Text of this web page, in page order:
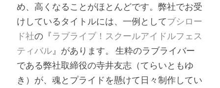
め、高くなることがほとんどです。弊社でお受
けしているタイトルには、一例としてブシロー
ド社の『ラブライブ！スクールアイドルフェス
ティバル 』があります。
生粋のラブライバー
である弊社取締役の寺井友志（てらいともゆ
き）が、魂とプライドを懸けて日々制作してい